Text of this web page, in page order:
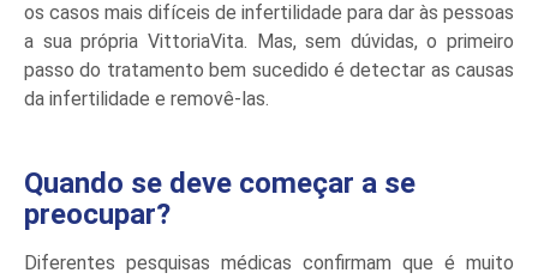
os casos mais difíceis de infertilidade para dar às pessoas
a sua própria VittoriaVita. Mas, sem dúvidas, o primeiro
passo do tratamento bem sucedido é detectar as causas
da infertilidade e removê-las.
Quando se deve começar a se
preocupar?
Diferentes pesquisas médicas confirmam que é muito